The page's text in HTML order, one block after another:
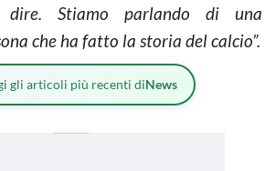
dire. Stiamo parlando di una
che ha fatto la storia del calcio”.
gli articoli più recenti diNews